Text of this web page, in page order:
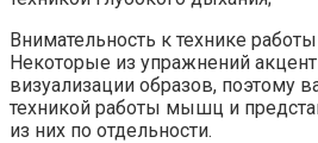
Внимательность к технике
Некоторые из упражнений
визуализации образов, поэтому
техникой работы мышц и
из них по отдельности.